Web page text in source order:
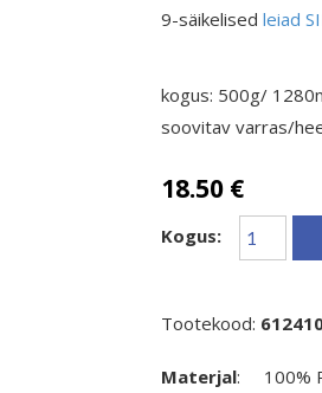
9-säikelisedleiad
kogus: 500g/
soovitav varras/
18.50 €
Kogus:
Tootekood:
Materjal: 100%